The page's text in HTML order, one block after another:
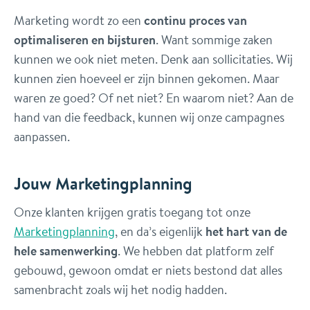
Marketing wordt zo eencontinu proces van
optimaliseren en bijsturen. Want sommige zaken
kunnen we ook niet meten. Denk aan sollicitaties. Wij
kunnen zien hoeveel er zijn binnen gekomen. Maar
waren ze goed? Of net niet? En waarom niet? Aan de
hand van die feedback, kunnen wij onze campagnes
aanpassen.
Jouw Marketingplanning
Onze klanten krijgen gratis toegang tot onze
Marketingplanning, en da’s eigenlijkhet hart van de
hele samenwerking. We hebben dat platform zelf
gebouwd, gewoon omdat er niets bestond dat alles
samenbracht zoals wij het nodig hadden.